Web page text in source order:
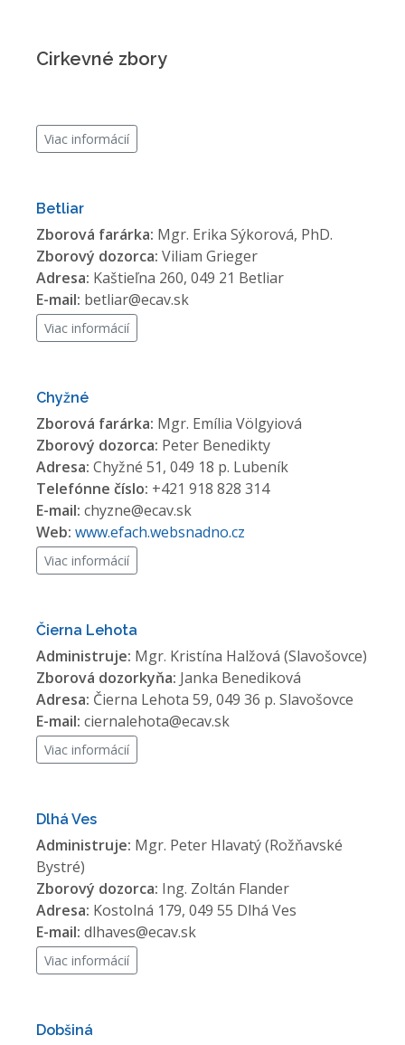
Cirkevné zbory
Viac informácií
Betliar
Zborová farárka: Mgr. Erika Sýkorová, PhD.
Zborový dozorca: Viliam Grieger
Adresa: Kaštieľna 260, 049 21 Betliar
E-mail: betliar@ecav.sk
Viac informácií
Chyžné
Zborová farárka: Mgr. Emília Völgyiová
Zborový dozorca: Peter Benedikty
Adresa: Chyžné 51, 049 18 p. Lubeník
Telefónne číslo: +421 918 828 314
E-mail: chyzne@ecav.sk
Web: www.efach.websnadno.cz
Viac informácií
Čierna Lehota
Administruje: Mgr. Kristína Halžová (Slavošovce)
Zborová dozorkyňa: Janka Benediková
Adresa: Čierna Lehota 59, 049 36 p. Slavošovce
E-mail: ciernalehota@ecav.sk
Viac informácií
Dlhá Ves
Administruje: Mgr. Peter Hlavatý (Rožňavské
Bystré)
Zborový dozorca: Ing. Zoltán Flander
Adresa: Kostolná 179, 049 55 Dlhá Ves
E-mail: dlhaves@ecav.sk
Viac informácií
Dobšiná